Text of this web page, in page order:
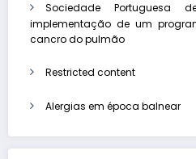
Sociedade Portuguesa
implementação de um
cancro do pulmão
Restricted content
Alergias em época balnear